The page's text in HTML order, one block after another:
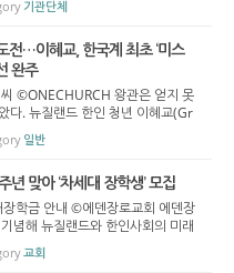
코 당연한 것이 ...
기관단체
전…이혜교, 한국계 최초 ‘미스
완주
©ONECHURCH 왕관은 얻지 못
다. 뉴질랜드 한인 청년 이혜교(Gr
가자로는 처음으로 ‘미스 유니버
New Zealand)’ 최종 결선 ...
일반
년 맞아 ‘차세대 장학생’ 모집
학금 안내 ©에덴장로교회 에덴장
념해 뉴질랜드와 한인사회의 미래
는 ‘에덴차세대장학금’을 신설하고
총규모는 1만 뉴질랜드달러(N...
교회